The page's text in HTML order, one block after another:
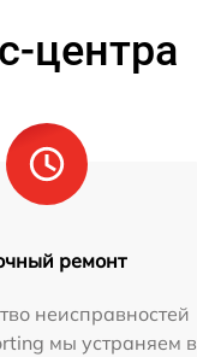
центра
ремонт
неисправностей
мы устраняем в